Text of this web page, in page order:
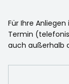
Für Ihre
Termin
auch außerhalb